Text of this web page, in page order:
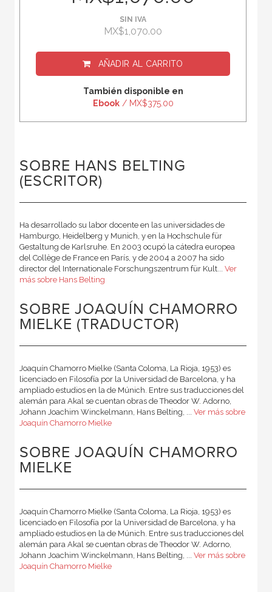
SIN IVA
MX$1,070.00
AÑADIR AL CARRITO
También disponible en
Ebook/ MX$375.00
SOBRE HANS BELTING
(ESCRITOR)
Ha desarrollado su labor docente en las universidades de
Hamburgo, Heidelberg y Munich, y en la Hochschule für
Gestaltung de Karlsruhe. En 2003 ocupó la cátedra europea
del Collège de France en París, y de 2004 a 2007 ha sido
director del Internationale Forschungszentrum für Kult... Ver
más sobre Hans Belting
SOBRE JOAQUÍN CHAMORRO
MIELKE (TRADUCTOR)
Joaquín Chamorro Mielke (Santa Coloma, La Rioja, 1953) es
licenciado en Filosofía por la Universidad de Barcelona, y ha
ampliado estudios en la de Múnich. Entre sus traducciones del
alemán para Akal se cuentan obras de Theodor W. Adorno,
Johann Joachim Winckelmann, Hans Belting, ... Ver más sobre
Joaquín Chamorro Mielke
SOBRE JOAQUÍN CHAMORRO
MIELKE
Joaquín Chamorro Mielke (Santa Coloma, La Rioja, 1953) es
licenciado en Filosofía por la Universidad de Barcelona, y ha
ampliado estudios en la de Múnich. Entre sus traducciones del
alemán para Akal se cuentan obras de Theodor W. Adorno,
Johann Joachim Winckelmann, Hans Belting, ... Ver más sobre
Joaquín Chamorro Mielke